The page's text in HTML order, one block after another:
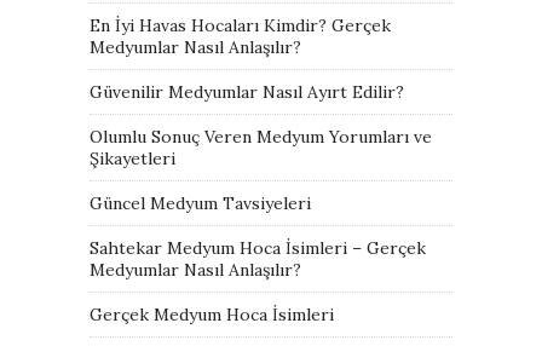
En İyi Havas Hocaları Kimdir? Gerçek
Medyumlar Nasıl Anlaşılır?
Güvenilir Medyumlar Nasıl Ayırt Edilir?
Olumlu Sonuç Veren Medyum Yorumları ve
Şikayetleri
Güncel Medyum Tavsiyeleri
Sahtekar Medyum Hoca İsimleri – Gerçek
Medyumlar Nasıl Anlaşılır?
Gerçek Medyum Hoca İsimleri